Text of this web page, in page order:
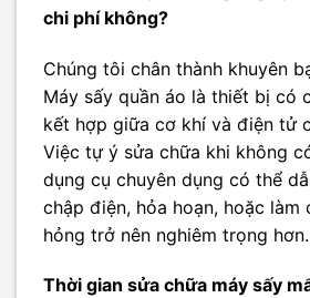
chi phí không?
Chúng tôi chân thành khuyên
Máy sấy quần áo là thiết bị có
kết hợp giữa cơ khí và điện tử
Việc tự ý sửa chữa khi không
dụng cụ chuyên dụng có thể
chập điện, hỏa hoạn, hoặc làm
hỏng trở nên nghiêm trọng hơn.
Thời gian sửa chữa máy sấy